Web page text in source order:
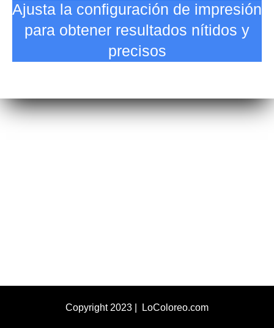
Ajusta la configuración de impresión
para obtener resultados nítidos y
precisos
Copyright 2023 | LoColoreo.com